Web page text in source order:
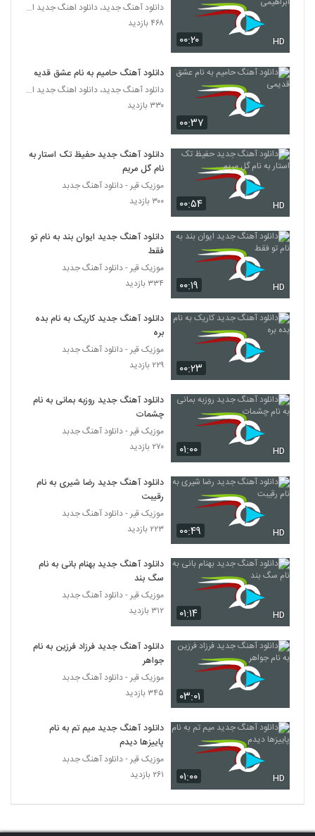
217
دانلود آهنگ عشق از مسعود خسروی به همراه
متن ترانه
۱۹۸ بازدید
موزیک زیبای تیک تاک از کامران پورالی
219
آهنگ عاشقم باش از فرزاد فرخ(پاپ)
۳۰۱ بازدید
آهنگ چه زیبایی از زندیار(پاپ)
۲۰۶ بازدید
آهنگ بارون از وحید مهرابادی(پاپ)
222 نام چه باشی چه نباشی
223
آهنگ صالح صادقی بنام تو چته
۲۴۲ بازدید
آهنگ دل جوره از محمد شوقی(پاپ)
225
دانلود آهنگ جدید و زیبای اشکان کریم خانی با
نام حق به جانب
آهنگ احمد اسدالهی بنام لحظه دیدار
۲۱۰ بازدید
شایان وفا آهنگ ماندگار
228
موزیک زیبای شب های بعد از تو از آریا آراسته
آهنگ با تو هستم از محمد اکبرزاده(پاپ)
۲۳۰ بازدید
آهنگ خانه ی سودا از مصطفی دهقانی(پاپ)
دانلود آهنگ آرکان حسینی خستم
۰۰:۲۰ HD
دانلود آهنگ جدید، دانلود اهنگ جدید ایرانی
۴۶۸ بازدید
۰۰:۳۷
دانلود آهنگ حامیم به نام عشق قدیمی
دانلود آهنگ جدید، دانلود اهنگ جدید ایرانی
۳۳۰ بازدید
۰۰:۵۴ HD
دانلود آهنگ جدید حفیظ تک استار به
نام گل مریم
موزیک قیر - دانلود آهنگ جدبد
۳۰۰ بازدید
۰۰:۱۹ HD
دانلود آهنگ جدید ایوان بند به نام تو
فقط
موزیک قیر - دانلود آهنگ جدبد
۳۳۴ بازدید
۰۰:۲۳
دانلود آهنگ جدید کاریک به نام بده
بره
موزیک قیر - دانلود آهنگ جدبد
۲۲۹ بازدید
۰۱:۰۰ HD
دانلود آهنگ جدید روزبه بمانی به نام
چشمات
موزیک قیر - دانلود آهنگ جدبد
۲۷۰ بازدید
۰۰:۴۹ HD
دانلود آهنگ جدید رضا شیری به نام
رقیبت
موزیک قیر - دانلود آهنگ جدبد
۲۲۳ بازدید
۰۱:۱۴ HD
دانلود آهنگ جدید بهنام بانی به نام
سگ بند
موزیک قیر - دانلود آهنگ جدبد
۳۱۲ بازدید
۰۳:۰۱
دانلود آهنگ جدید فرزاد فرزین به نام
جواهر
موزیک قیر - دانلود آهنگ جدبد
۳۴۵ بازدید
۰۱:۰۰ HD
دانلود آهنگ جدید میم تم به نام
پاییزها دیدم
موزیک قیر - دانلود آهنگ جدبد
۲۶۱ بازدید